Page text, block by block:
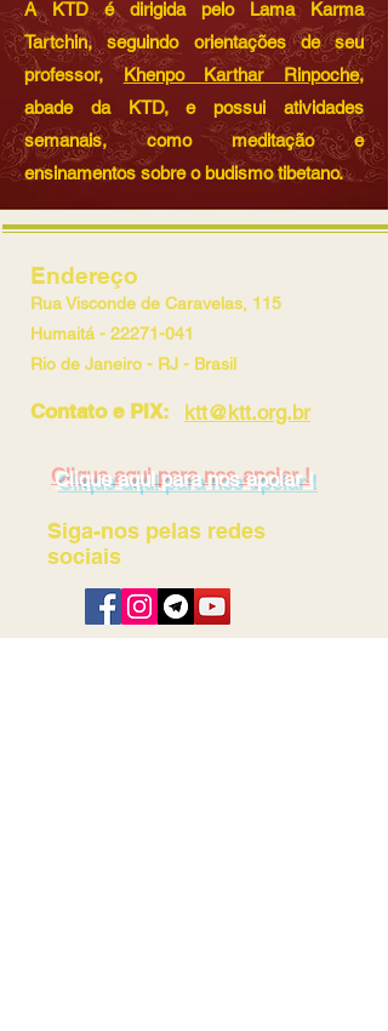
A KTD é dirigida pelo Lama Karma
Tartchin, seguindo orientações de seu
professor,Khenpo Karthar Rinpoche,
abade da KTD, e possui atividades
semanais, como meditação e
ensinamentos sobre o budismo tibetano.
Endereço
Rua Visconde de Caravelas, 115
Humaitá - 22271-041
Rio de Janeiro - RJ - Brasil
Clique aqui para nos apoiar !
Siga-nos pelas redes
sociais
Contato e PIX: ktt@ktt.org.br